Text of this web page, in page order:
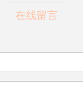
在线留言